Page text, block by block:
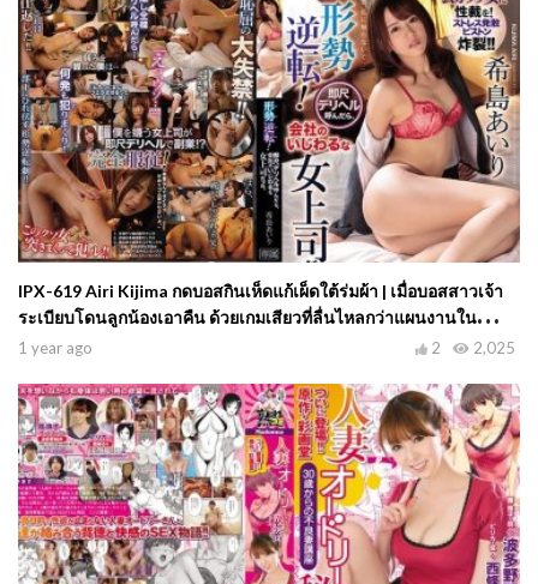
IPX-619 Airi Kijima กดบอสกินเห็ดแก้เผ็ดใต้ร่มผ้า | เมื่อบอสสาวเจ้า
ระเบียบโดนลูกน้องเอาคืน ด้วยเกมเสียวที่ลื่นไหลกว่าแผนงานใน
ออฟฟิศ
1 year ago 2,025
2